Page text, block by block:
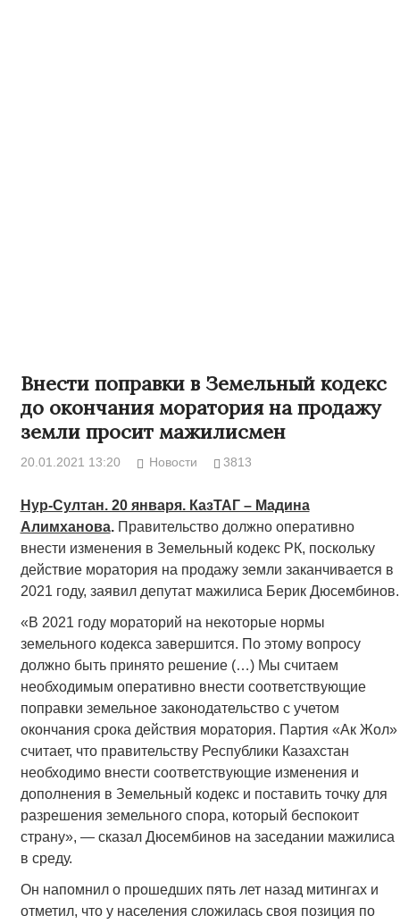
Внести поправки в Земельный кодекс
до окончания моратория на продажу
земли просит мажилисмен
20.01.2021 13:20 Новости 3813
Нур-Султан. 20 января. КазТАГ – Мадина
Алимханова.Правительство должно оперативно
внести изменения в Земельный кодекс РК, поскольку
действие моратория на продажу земли заканчивается в
2021 году, заявил депутат мажилиса Берик Дюсембинов.
«В 2021 году мораторий на некоторые нормы
земельного кодекса завершится. По этому вопросу
должно быть принято решение (…) Мы считаем
необходимым оперативно внести соответствующие
поправки земельное законодательство с учетом
окончания срока действия моратория. Партия «Ак Жол»
считает, что правительству Республики Казахстан
необходимо внести соответствующие изменения и
дополнения в Земельный кодекс и поставить точку для
разрешения земельного спора, который беспокоит
страну», — сказал Дюсембинов на заседании мажилиса
в среду.
Он напомнил о прошедших пять лет назад митингах и
отметил, что у населения сложилась своя позиция по